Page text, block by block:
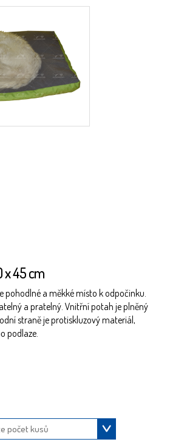
x 45 cm
pohodlné a měkké místo k odpočinku.
a pratelný. Vnitřní potah je plněný
straně je protiskluzový materiál,
podlaze.